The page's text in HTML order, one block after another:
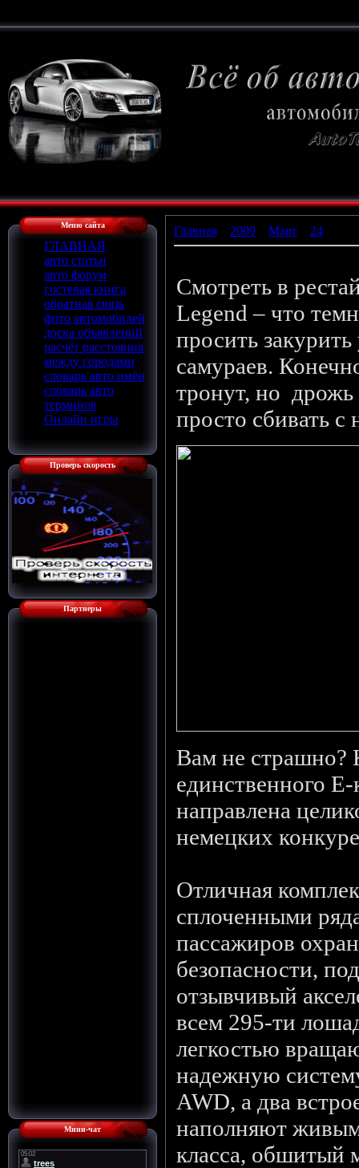
Меню сайта
ГЛАВНАЯ
авто статьи
авто форум
гостевая книга
обратная связь
фото автомобилей
доска объявлений
расчёт расстояния
между городами
словарь авто имён
словарь авто
терминов
Онлайн игры
Проверь скорость
Партнеры
Мини-чат
Главная 2009 Март 24
Смотреть в
Legend – что
просить
самураев.
тронут, но дрожь
просто сбивать с
Вам не страшно?
единственного Е-
направлена
немецких
Отличная
сплоченными
пассажиров
безопасности,
отзывчивый
всем 295-ти
легкостью
надежную
AWD, а два
наполняют
класса, обшитый